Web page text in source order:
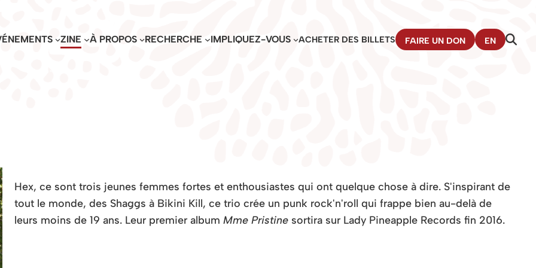
ZINE À PROPOS RECHERCHE IMPLIQUEZ-VOUS ACHETER DES BILLETS FAIRE UN DON EN
Hex, ce sont trois jeunes femmes fortes et enthousiastes qui ont quelque chose à dire. S'inspirant de
tout le monde, des Shaggs à Bikini Kill, ce trio crée un punk rock'n'roll qui frappe bien au-delà de
leurs moins de 19 ans. Leur premier album Mme Pristine sortira sur Lady Pineapple Records fin 2016.